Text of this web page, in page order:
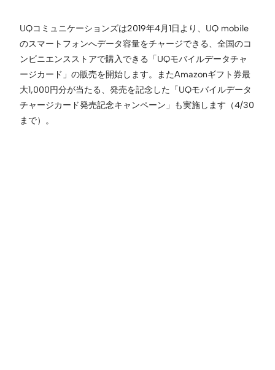
UQコミュニケーションズは2019年4月1日より、UQ mobile
のスマートフォンへデータ容量をチャージできる、全国のコ
ンビニエンスストアで購入できる「UQモバイルデータチャ
ージカード」の販売を開始します。またAmazonギフト券最
大1,000円分が当たる、発売を記念した「UQモバイルデータ
チャージカード発売記念キャンペーン」も実施します（4/30
まで）。